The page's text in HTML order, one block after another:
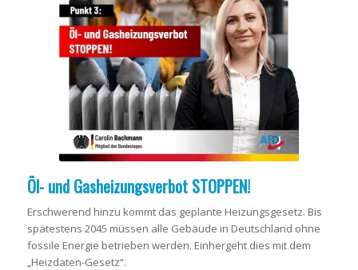
Öl- und Gasheizungsverbot STOPPEN!
Erschwerend hinzu kommt das geplante Heizungsgesetz. Bis
spätestens 2045 müssen alle Gebäude in Deutschland ohne
fossile Energie betrieben werden. Einhergeht dies mit dem
„Heizdaten-Gesetz“.